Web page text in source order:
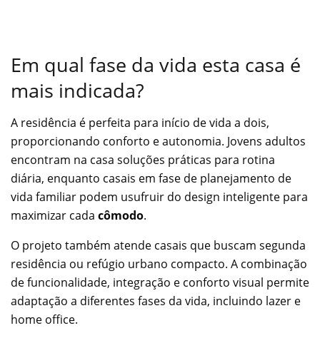
Em qual fase da vida esta casa é
mais indicada?
A residência é perfeita para início de vida a dois,
proporcionando conforto e autonomia. Jovens adultos
encontram na casa soluções práticas para rotina
diária, enquanto casais em fase de planejamento de
vida familiar podem usufruir do design inteligente para
maximizar cada cômodo.
O projeto também atende casais que buscam segunda
residência ou refúgio urbano compacto. A combinação
de funcionalidade, integração e conforto visual permite
adaptação a diferentes fases da vida, incluindo lazer e
home office.